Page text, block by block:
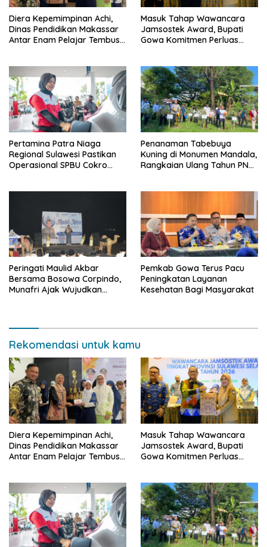
Diera Kepemimpinan Achi,
Dinas Pendidikan Makassar
Antar Enam Pelajar Tembus
Masuk Tahap Wawancara
Jamsostek Award, Bupati
Gowa Komitmen Perluas
Pertamina Patra Niaga
Regional Sulawesi Pastikan
Operasional SPBU Cokro
Penanaman Tabebuya
Kuning di Monumen Mandala,
Rangkaian Ulang Tahun PNM
Peringati Maulid Akbar
Bersama Bosowa Corpindo,
Munafri Ajak Wujudkan
Pemkab Gowa Terus Pacu
Peningkatan Layanan
Kesehatan Bagi Masyarakat
Rekomendasi untuk kamu
Diera Kepemimpinan Achi,
Dinas Pendidikan Makassar
Antar Enam Pelajar Tembus
Masuk Tahap Wawancara
Jamsostek Award, Bupati
Gowa Komitmen Perluas